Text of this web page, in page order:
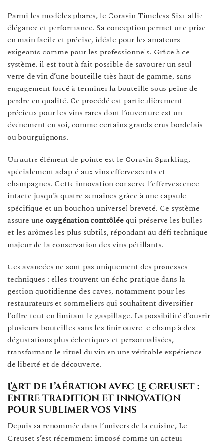
Parmi les modèles phares, le Coravin Timeless Six+ allie
élégance et performance. Sa conception permet une prise
en main facile et précise, idéale pour les amateurs
exigeants comme pour les professionnels. Grâce à ce
système, il est tout à fait possible de savourer un seul
verre de vin d’une bouteille très haut de gamme, sans
engagement forcé à terminer la bouteille sous peine de
perdre en qualité. Ce procédé est particulièrement
précieux pour les vins rares dont l’ouverture est un
événement en soi, comme certains grands crus bordelais
ou bourguignons.
Un autre élément de pointe est le Coravin Sparkling,
spécialement adapté aux vins effervescents et
champagnes. Cette innovation conserve l’effervescence
intacte jusqu’à quatre semaines grâce à une capsule
spécifique et un bouchon universel breveté. Ce système
assure une oxygénation contrôléequi préserve les bulles
et les arômes les plus subtils, répondant au défi technique
majeur de la conservation des vins pétillants.
Ces avancées ne sont pas uniquement des prouesses
techniques : elles trouvent un écho pratique dans la
gestion quotidienne des caves, notamment pour les
restaurateurs et sommeliers qui souhaitent diversifier
l’offre tout en limitant le gaspillage. La possibilité d’ouvrir
plusieurs bouteilles sans les finir ouvre le champ à des
dégustations plus éclectiques et personnalisées,
transformant le rituel du vin en une véritable expérience
de liberté et de découverte.
L’art de l’aération avec Le Creuset :
entre tradition et innovation
pour sublimer vos vins
Depuis sa renommée dans l’univers de la cuisine, Le
Creuset s’est récemment imposé comme un acteur